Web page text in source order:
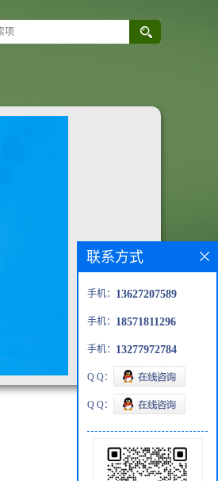
联系方式
手机： 13627207589
手机： 18571811296
手机： 13277972784
Q Q：
Q Q：